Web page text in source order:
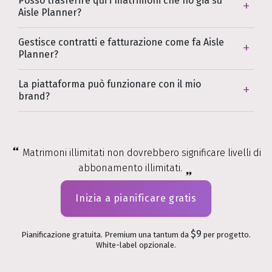
Aisle Planner?
Gestisce contratti e fatturazione come fa Aisle
Planner?
La piattaforma può funzionare con il mio
brand?
Matrimoni illimitati non dovrebbero significare livelli di
abbonamento illimitati.
Inizia a pianificare gratis
Pianificazione gratuita. Premium una tantum da $9 per progetto.
White-label opzionale.